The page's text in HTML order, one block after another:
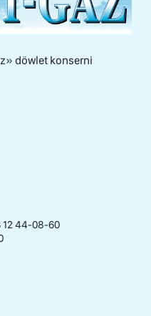
döwlet konserni
12 44-08-60